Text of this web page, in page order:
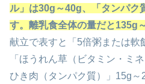
ル」は30g ～40g、「タンパク
す。離乳食全体の量だと135g
献立で表すと「5倍粥または軟
「ほうれん草（ビタミン・ミ
ひき肉（タンパク質）」15g～